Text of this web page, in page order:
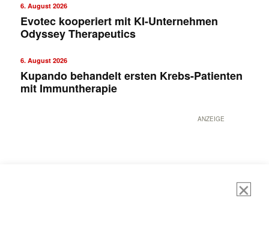
6. August 2026
Evotec kooperiert mit KI-Unternehmen
Odyssey Therapeutics
6. August 2026
Kupando behandelt ersten Krebs-Patienten
mit Immuntherapie
ANZEIGE